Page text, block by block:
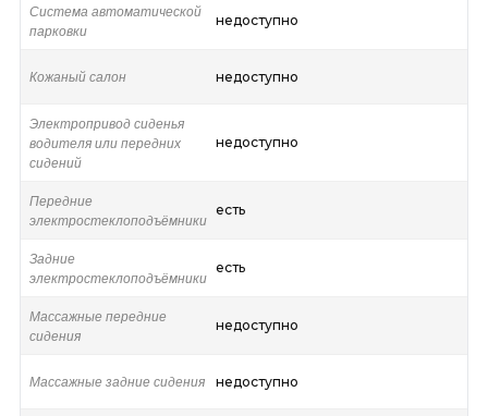
Система автоматической
парковки
недоступно
Кожаный салон недоступно
Электропривод сиденья
водителя или передних
сидений
недоступно
Передние
электростеклоподъёмники
есть
Задние
электростеклоподъёмники
есть
Массажные передние
сидения
недоступно
Массажные задние сидения недоступно